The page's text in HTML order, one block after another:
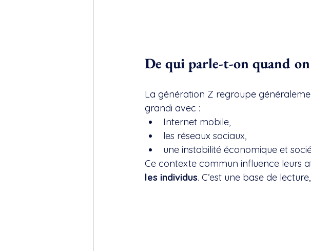
De qui parle-t-on quand
La génération Z regroupe
grandi avec :
Internet mobile,
les réseaux sociaux,
une instabilité économique et
Ce contexte commun influence leurs
les individus. C’est une base de